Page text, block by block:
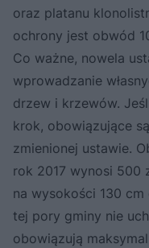
oraz platanu
ochrony jest obwód
Co ważne, nowela
wprowadzanie
drzew i krzewów.
krok, obowiązujące
zmienionej ustawie.
rok 2017 wynosi 500
na wysokości 130
tej pory gminy nie
obowiązują